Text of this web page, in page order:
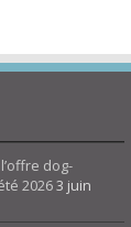
dog-
20263 juin